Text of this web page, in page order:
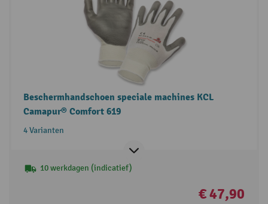
Beschermhandschoen speciale machines KCL
Camapur® Comfort 619
4 Varianten
10 werkdagen (indicatief)
€ 47,90